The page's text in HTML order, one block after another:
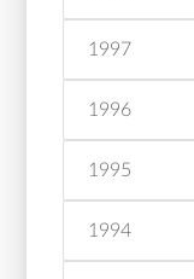
1997
1996
1995
1994